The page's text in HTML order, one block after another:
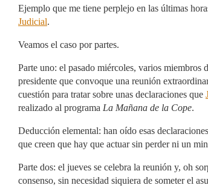
Ejemplo que me tiene perplejo en las últimas
Judicial.
Veamos el caso por partes.
Parte uno: el pasado miércoles, varios miembros
presidente que convoque una reunión
cuestión para tratar sobre unas declaraciones que
realizado al programa La Mañana de la Cope.
Deducción elemental: han oído esas
que creen que hay que actuar sin perder ni un
Parte dos: el jueves se celebra la reunión y, oh
consenso, sin necesidad siquiera de someter el